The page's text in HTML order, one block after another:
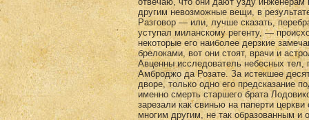
другим невозможные вещи, в
Разговор — или, лучше сказать,
уступал ми­ланскому регенту, —
некоторые его наиболее дерзкие
брелоками, вот они стоят, врачи и
Авценны исследователь небесных
Амброджо да Розате. За истекшее
дворе, только одно его предсказание
именно смерть старшего брата
зарезали как свинью на папер­ти
многим другим, не так образованным и